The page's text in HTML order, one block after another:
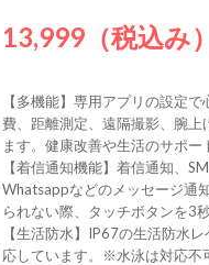
13,999（税込み）
【多機能】専用アプリの設定
費、距離測定、遠隔撮影、腕
ます。健康改善や生活のサポー
【着信通知機能】着信通知、
Whatsappなどのメッセージ通
られない際、タッチボタンを3
【生活防水】IP67の生活防水
応しています。※水泳は対応不